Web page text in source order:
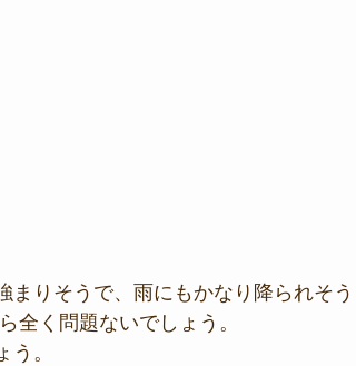
まりそうで、雨にもかなり降られそ
全く問題ないでしょう。
。